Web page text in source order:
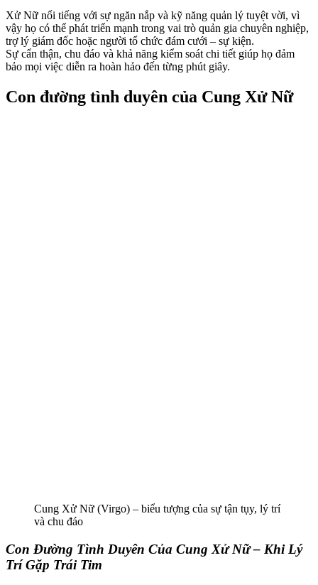
Xử Nữ nổi tiếng với sự ngăn nắp và kỹ năng quản lý tuyệt vời, vì
vậy họ có thể phát triển mạnh trong vai trò quản gia chuyên nghiệp,
trợ lý giám đốc hoặc người tổ chức đám cưới – sự kiện.
Sự cẩn thận, chu đáo và khả năng kiểm soát chi tiết giúp họ đảm
bảo mọi việc diễn ra hoàn hảo đến từng phút giây.
Con đường tình duyên của Cung Xử Nữ
Cung Xử Nữ (Virgo) – biểu tượng của sự tận tụy, lý trí
và chu đáo
Con Đường Tình Duyên Của Cung Xử Nữ – Khi Lý
Trí Gặp Trái Tim